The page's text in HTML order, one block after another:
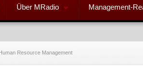
Über MRadio Management-
Resource Management